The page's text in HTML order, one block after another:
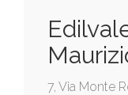
7, Via Monte